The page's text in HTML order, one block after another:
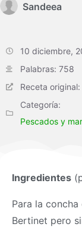
Sandeea
10 diciembre,
Palabras: 758
Receta
Categoría:
Pescados y
Ingredientes
Para la
Bertinet pero